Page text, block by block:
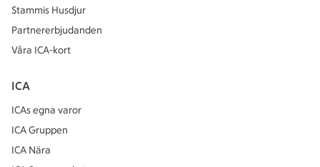
Stammis Husdjur
Partnererbjudanden
Våra ICA-kort
ICA
ICAs egna varor
ICA Gruppen
ICA Nära